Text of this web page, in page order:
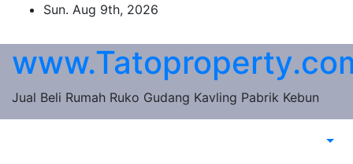
content
Sun. Aug 9th, 2026
Jual Beli Rumah Ruko Gudang Kavling Pabrik Kebun